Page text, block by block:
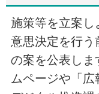
施策等を立案し
意思決定を行う
の案を公表しま
ムページや「広